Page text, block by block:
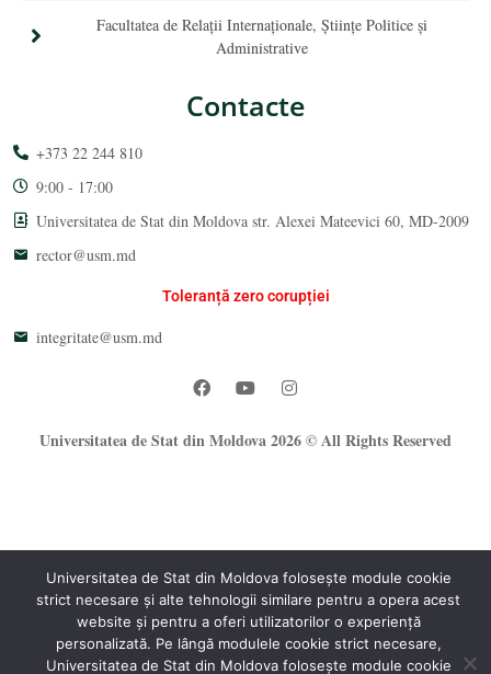
Facultatea de Relaţii Internaţionale, Ştiinţe Politice şi
Administrative
Contacte
+373 22 244 810
9:00 - 17:00
Universitatea de Stat din Moldova str. Alexei Mateevici 60, MD-2009
rector@usm.md
Toleranță zero corupției
integritate@usm.md
Universitatea de Stat din Moldova 2026 © All Rights Reserved
Oficiul Programare Web al USM®
Universitatea de Stat din Moldova folosește module cookie
strict necesare și alte tehnologii similare pentru a opera acest
website și pentru a oferi utilizatorilor o experiență
personalizată. Pe lângă modulele cookie strict necesare,
Universitatea de Stat din Moldova folosește module cookie